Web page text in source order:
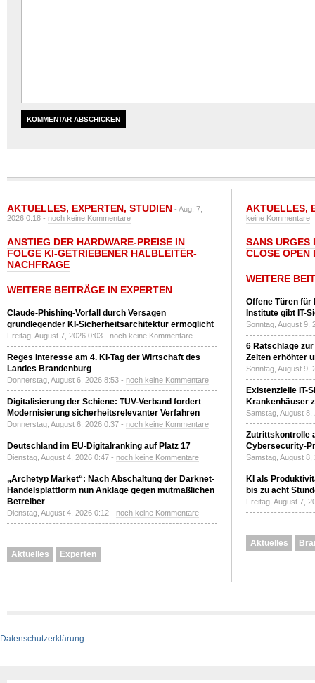
AKTUELLES, EXPERTEN, STUDIEN - Aug. 7,
2026 0:18 -noch keine Kommentare
ANSTIEG DER HARDWARE-PREISE IN
FOLGE KI-GETRIEBENER HALBLEITER-
NACHFRAGE
WEITERE BEITRÄGE IN EXPERTEN
Claude-Phishing-Vorfall durch Versagen
grundlegender KI-Sicherheitsarchitektur ermöglicht
Freitag, August 7, 2026 0:03 - noch keine Kommentare
Reges Interesse am 4. KI-Tag der Wirtschaft des
Landes Brandenburg
Donnerstag, August 6, 2026 8:53 - noch keine Kommentare
Digitalisierung der Schiene: TÜV-Verband fordert
Modernisierung sicherheitsrelevanter Verfahren
Donnerstag, August 6, 2026 0:37 - noch keine Kommentare
Deutschland im EU-Digitalranking auf Platz 17
Dienstag, August 4, 2026 0:47 - noch keine Kommentare
„Archetyp Market“: Nach Abschaltung der Darknet-
Handelsplattform nun Anklage gegen mutmaßlichen
Betreiber
Dienstag, August 4, 2026 0:12 - noch keine Kommentare
Aktuelles Experten
AKTUELLES,
keine Kommentare
SANS URGES
CLOSE OPEN
WEITERE
Offene Türen für
Institute gibt IT-
Sonntag, August 9,
6 Ratschläge
Zeiten erhöhter
Sonntag, August 9,
Existenzielle IT-
Krankenhäuser
Samstag, August
Zutrittskontrolle
Cybersecurity-
Samstag, August
KI als
bis zu acht
Freitag, August 7,
Aktuelles
Datenschutzerklärung